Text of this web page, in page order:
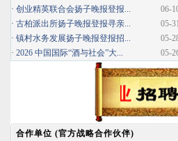
06-
· 创业精英联合会扬子晚报登报...
05-
· 古柏派出所扬子晚报登报寻亲...
05-
· 镇村水务发展扬子晚报登报招...
05-
· 2026 中国国际“酒与社会”大...
合作单位 (官方战略合作伙伴)